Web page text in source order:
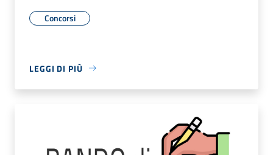
Concorsi
LEGGI DI PIÙ